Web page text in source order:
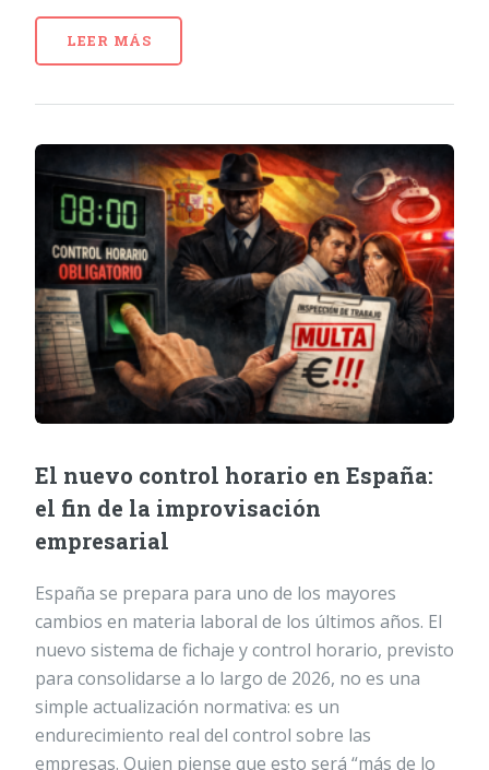
LEER MÁS
El nuevo control horario en España:
el fin de la improvisación
empresarial
España se prepara para uno de los mayores
cambios en materia laboral de los últimos años. El
nuevo sistema de fichaje y control horario, previsto
para consolidarse a lo largo de 2026, no es una
simple actualización normativa: es un
endurecimiento real del control sobre las
empresas. Quien piense que esto será “más de lo